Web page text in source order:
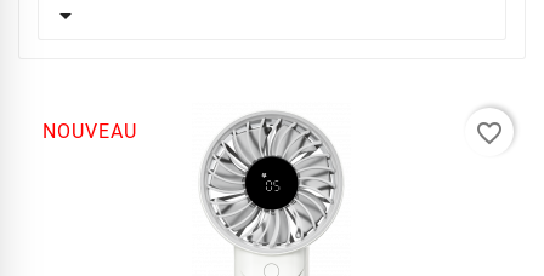

NOUVEAU favorite_border